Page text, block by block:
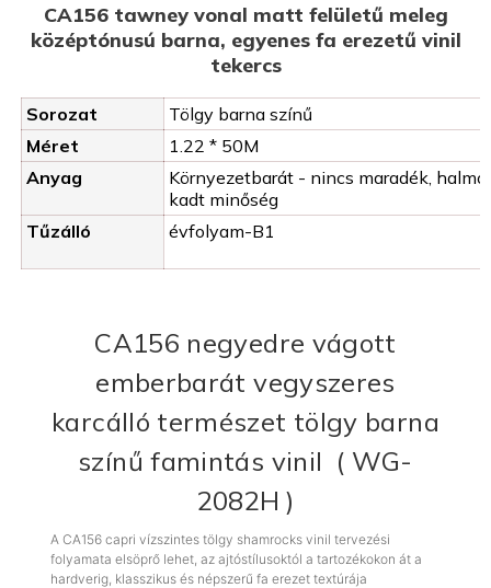
CA156 tawney vonal matt felületű meleg
középtónusú barna, egyenes fa erezetű vinil
tekercs
Sorozat
Tölgy barna színű
Méret
1.22 * 50M
Anyag
Környezetbarát - nincs maradék,
kadt minőség
Tűzálló
évfolyam-B1
CA156 negyedre vágott
emberbarát vegyszeres
karcálló természet tölgy barna
színű famintás vinil ( WG-
2082H)
A CA156 capri vízszintes tölgy shamrocks vinil tervezési
folyamata elsöprő lehet, az ajtóstílusoktól a tartozékokon át a
hardverig, klasszikus és népszerű fa erezet textúrája